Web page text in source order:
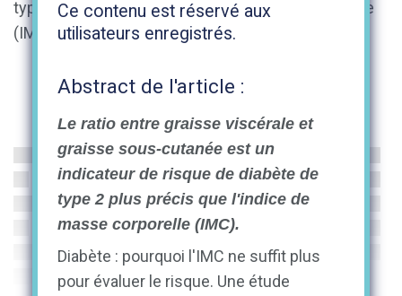
Ce contenu est réservé aux
utilisateurs enregistrés.
Abstract de l'article :
Le ratio entre graisse viscérale et
graisse sous-cutanée est un
indicateur de risque de diabète de
type 2 plus précis que l'indice de
masse corporelle (IMC).
Diabète : pourquoi l'IMC ne suffit plus
pour évaluer le risque. Une étude